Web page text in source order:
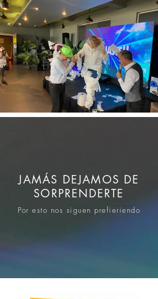
JAMÁS DEJAMOS DE
SORPRENDERTE
Por esto nos siguen prefieriendo